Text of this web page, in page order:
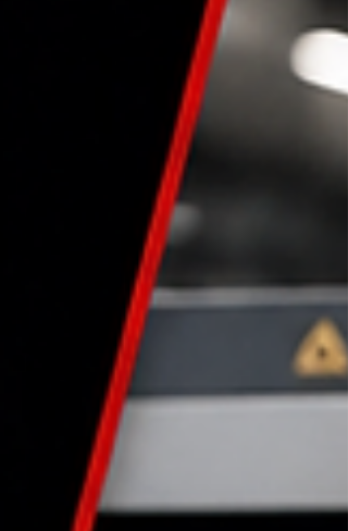
postes d’encadrement et de management.
Cette formation permet de développer des
compétences stratégiques et
indispensables pour diriger des équipes,
gérer des situations complexes et assurer le
bon fonctionnement des dis